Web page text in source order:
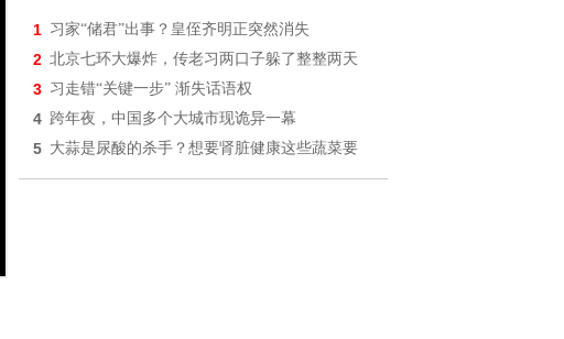
1 习家“储君”出事？皇侄齐明正突然消失
2 北京七环大爆炸，传老习两口子躲了整整两天
3 习走错“关键一步” 渐失话语权
4 跨年夜，中国多个大城市现诡异一幕
5 大蒜是尿酸的杀手？想要肾脏健康这些蔬菜要